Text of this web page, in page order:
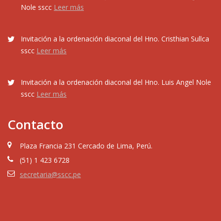
Nole sscc Leer más
Invitación a la ordenación diaconal del Hno. Cristhian Sullca
sscc Leer más
Invitación a la ordenación diaconal del Hno. Luis Angel Nole
sscc Leer más
Contacto
Plaza Francia 231 Cercado de Lima, Perú.
(51) 1 423 6728
secretaria@sscc.pe